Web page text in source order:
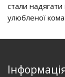
стали надягати
улюбленої